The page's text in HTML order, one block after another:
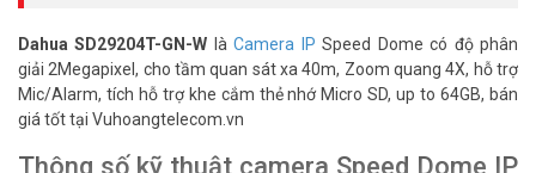
Dahua SD29204T-GN-W làCamera IP Speed Dome có độ phân
giải 2Megapixel, cho tầm quan sát xa 40m, Zoom quang 4X, hỗ trợ
Mic/Alarm, tích hỗ trợ khe cắm thẻ nhớ Micro SD, up to 64GB, bán
giá tốt tại Vuhoangtelecom.vn
Thông số kỹ thuật camera Speed Dome IP